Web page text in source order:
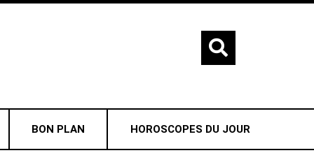
BON PLAN HOROSCOPES DU JOUR